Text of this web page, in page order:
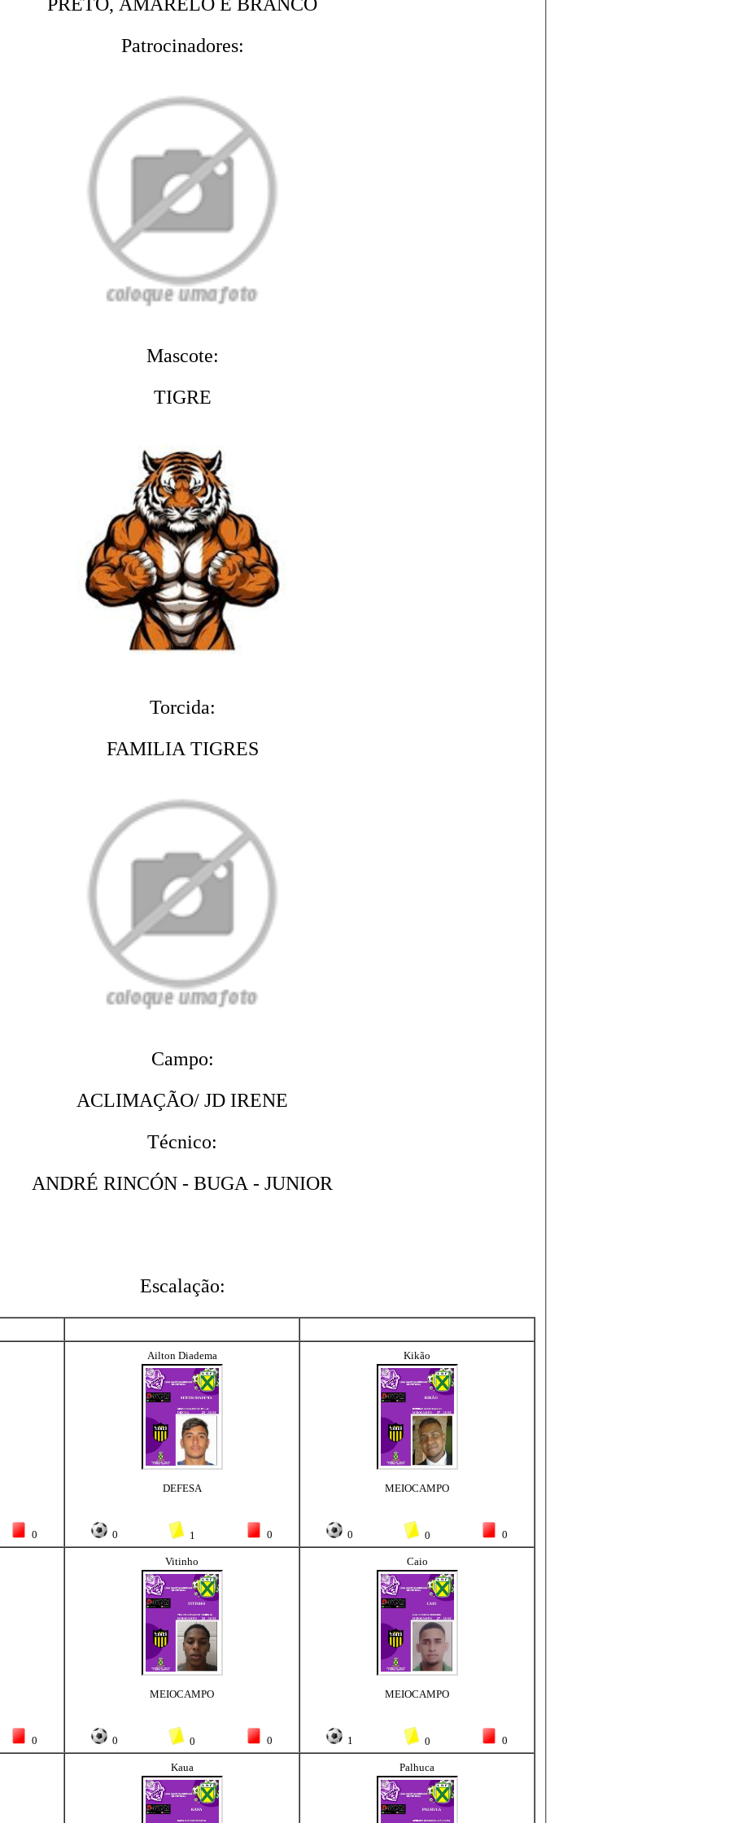
Patrocinadores:
Mascote:
TIGRE
Torcida:
FAMILIA TIGRES
Campo:
ACLIMAÇÃO/ JD IRENE
Técnico:
ANDRÉ RINCÓN - BUGA - JUNIOR
Escalação:
0
Ailton Diadema
DEFESA
0 1 0
Kikão
MEIOCAMPO
0 0 0
0
Vitinho
MEIOCAMPO
0 0 0
Caio
MEIOCAMPO
1 0 0
Kaua Palhuca